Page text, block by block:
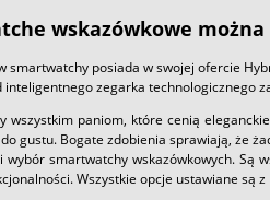
wskazówkowe
smartwatchy posiada w swojej ofercie
inteligentnego zegarka technologicznego
wszystkim paniom, które cenią
gustu. Bogate zdobienia sprawiają, że
wybór smartwatchy wskazówkowych. Są
Wszystkie opcje ustawiane są